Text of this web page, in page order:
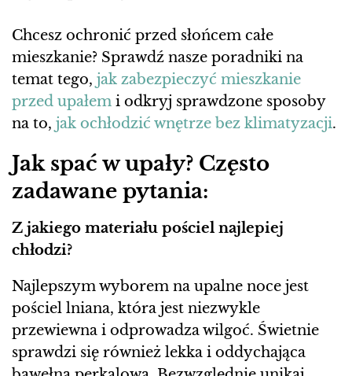
Chcesz ochronić przed słońcem całe
mieszkanie? Sprawdź nasze poradniki na
temat tego, jak zabezpieczyć mieszkanie
przed upałem i odkryj sprawdzone sposoby
na to, jak ochłodzić wnętrze bez klimatyzacji.
Jak spać w upały? Często
zadawane pytania:
Z jakiego materiału pościel najlepiej
chłodzi?
Najlepszym wyborem na upalne noce jest
pościel lniana, która jest niezwykle
przewiewna i odprowadza wilgoć. Świetnie
sprawdzi się również lekka i oddychająca